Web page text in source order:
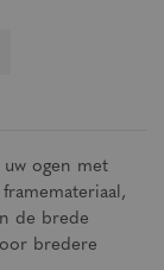
ogen met
de brede
bredere